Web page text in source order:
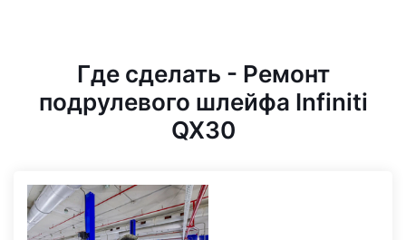
Где сделать - Ремонт
подрулевого шлейфа Infiniti
QX30